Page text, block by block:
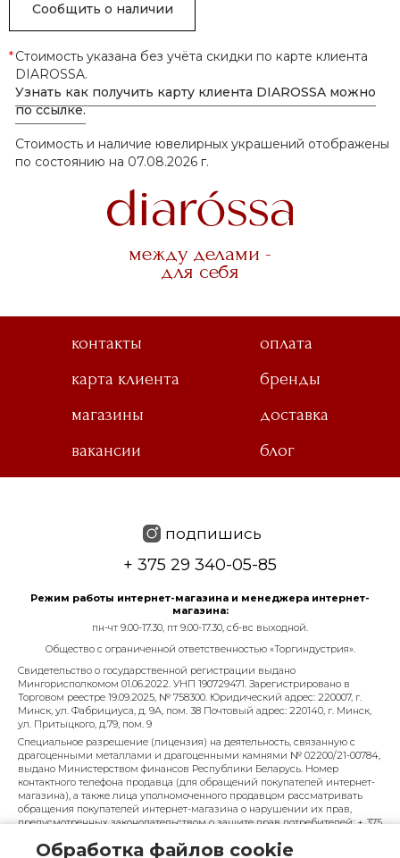
Сообщить о наличии
*Стоимость указана без учёта скидки по карте клиента
DIAROSSA.
Узнать как получить карту клиента DIAROSSA можно
по ссылке.
Стоимость и наличие ювелирных украшений отображены
по состоянию на 07.08.2026 г.
между делами -
для себя
контакты
оплата
карта клиента
бренды
магазины
доставка
вакансии
блог
подпишись
+ 375 29 340-05-85
Режим работы интернет-магазина и менеджера интернет-
магазина:
пн-чт 9.00-17.30, пт 9.00-17.30, сб-вс выходной.
Общество с ограниченной ответственностью «Торгиндустрия».
Свидетельство о государственной регистрации выдано
Мингорисполкомом 01.06.2022. УНП 190729471. Зарегистрировано в
Торговом реестре 19.09.2025, № 758300. Юридический адрес: 220007, г.
Минск, ул. Фабрициуса, д. 9А, пом. 38 Почтовый адрес: 220140, г. Минск,
ул. Притыцкого, д.79, пом. 9
Специальное разрешение (лицензия) на деятельность, связанную с
драгоценными металлами и драгоценными камнями № 02200/21-00784,
выдано Министерством финансов Республики Беларусь. Номер
контактного телефона продавца (для обращений покупателей интернет-
магазина), а также лица уполномоченного продавцом рассматривать
обращения покупателей интернет-магазина о нарушении их прав,
предусмотренных законодательством о защите прав потребителей: + 375
управления по работе с обращениями граждан и юридических лиц
Обработка файлов cookie